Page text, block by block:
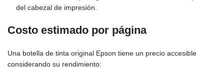
del cabezal de impresión.
Costo estimado por página
Una botella de tinta original Epson tiene un precio accesible
considerando su rendimiento: